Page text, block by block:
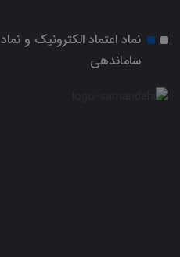
نماد اعتماد الکترونیک و نماد
ساماندهی